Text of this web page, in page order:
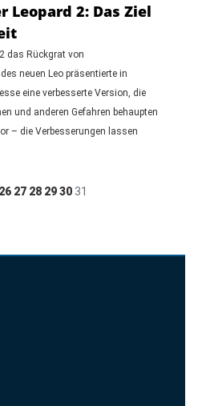
Leopard 2: Das Ziel
das Rückgrat von
neuen Leo präsentierte in
eine verbesserte Version, die
und anderen Gefahren behaupten
– die Verbesserungen lassen
26 27 28 29 30 31